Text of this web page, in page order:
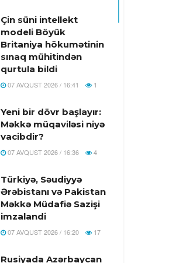
Çin süni intellekt
modeli Böyük
Britaniya hökumətinin
sınaq mühitindən
qurtula bildi
07 AVQUST 2026 / 16:41 1
Yeni bir dövr başlayır:
Məkkə müqaviləsi niyə
vacibdir?
07 AVQUST 2026 / 16:36 4
Türkiyə, Səudiyyə
Ərəbistanı və Pakistan
Məkkə Müdafiə Sazişi
imzalandi
07 AVQUST 2026 / 16:20 17
Rusiyada Azərbaycan